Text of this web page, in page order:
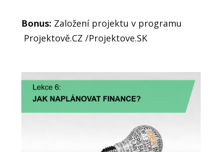
Bonus: Založení projektu v programu
Projektově.CZ /Projektove.SK